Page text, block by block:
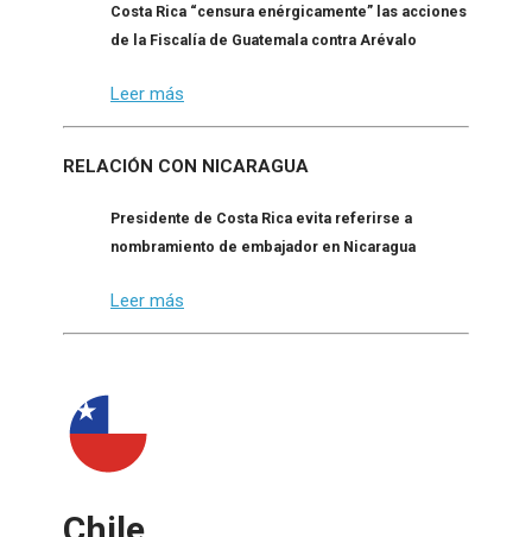
Costa Rica “censura enérgicamente” las acciones
de la Fiscalía de Guatemala contra Arévalo
Leer más
RELACIÓN CON NICARAGUA
Presidente de Costa Rica evita referirse a
nombramiento de embajador en Nicaragua
Leer más